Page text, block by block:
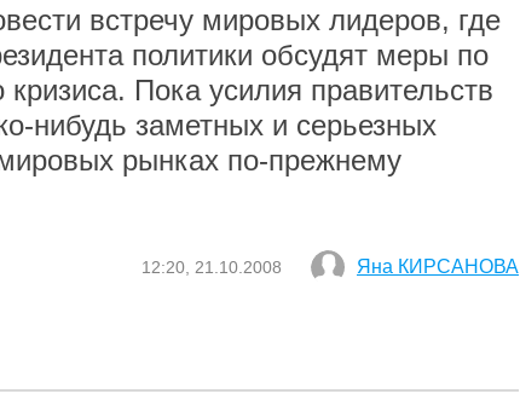
встречу мировых лидеров, где
политики обсудят меры по
Пока усилия правительств
нибудь заметных и серьезных
рынках по-прежнему
12:20, 21.10.2008 Яна КИРСАНОВА